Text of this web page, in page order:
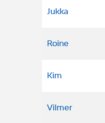
Jukka
Roine
Kim
Vilmer